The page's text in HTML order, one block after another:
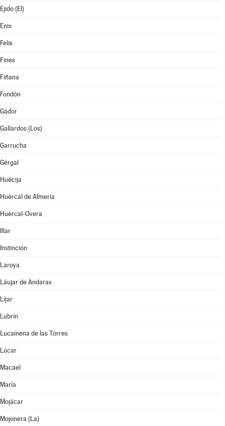
Ejido (El)
Enix
Felix
Fines
Fiñana
Fondón
Gádor
Gallardos (Los)
Garrucha
Gérgal
Huécija
Huércal de Almería
Huércal-Overa
Illar
Instinción
Laroya
Láujar de Andarax
Líjar
Lubrín
Lucainena de las Torres
Lúcar
Macael
María
Mojácar
Mojonera (La)